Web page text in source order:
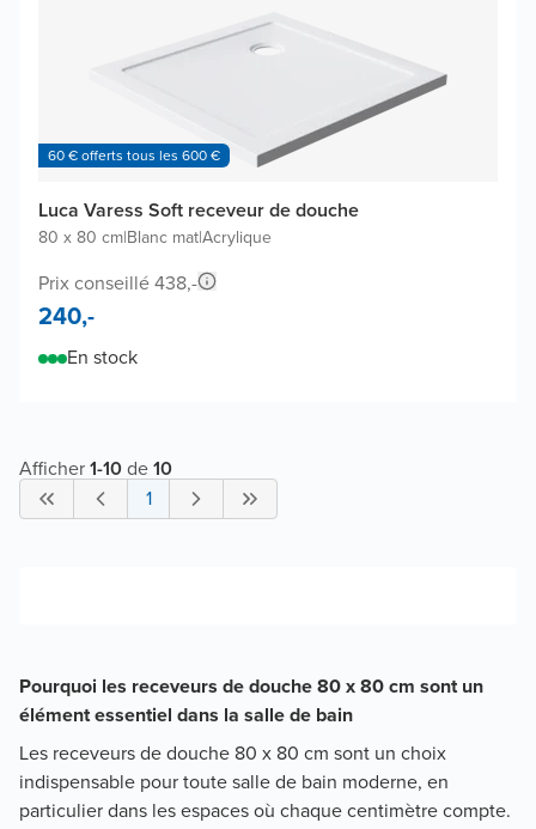
60 € offerts tous les 600 €
Luca Varess Soft receveur de douche
80 x 80 cm|Blanc mat|Acrylique
Prix conseillé 438,-
240,-
En stock
Afficher1-10de10
1
Pourquoi les receveurs de douche 80 x 80 cm sont un
élément essentiel dans la salle de bain
Les receveurs de douche 80 x 80 cm sont un choix
indispensable pour toute salle de bain moderne, en
particulier dans les espaces où chaque centimètre compte.